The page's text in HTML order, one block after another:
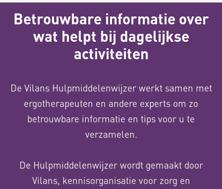
Betrouwbare informatie over
wat helpt bij dagelijkse
activiteiten
De Vilans Hulpmiddelenwijzer werkt samen met
ergotherapeuten en andere experts om zo
betrouwbare informatie en tips voor u te
verzamelen.
De Hulpmiddelenwijzer wordt gemaakt door
Vilans, kennisorganisatie voor zorg en